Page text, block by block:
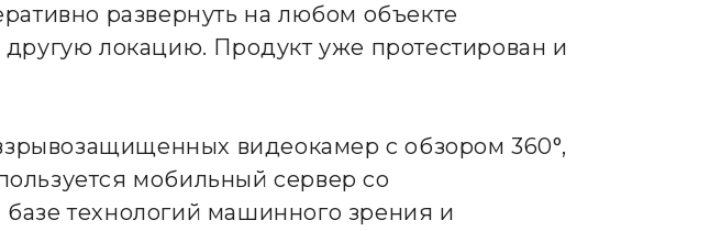
развернуть на любом объекте
другую локацию. Продукт уже протестирован и
видеокамер с обзором 360°,
мобильный сервер со
технологий машинного зрения и